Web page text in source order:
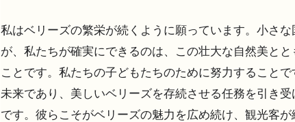
私はベリーズの繁栄が続くように願っています。小さ
が、私たちが確実にできるのは、この壮大な自然美とと
ことです。私たちの子どもたちのために努力すること
未来であり、美しいベリーズを存続させる任務を引き
です。彼らこそがベリーズの魅力を広め続け、観光客